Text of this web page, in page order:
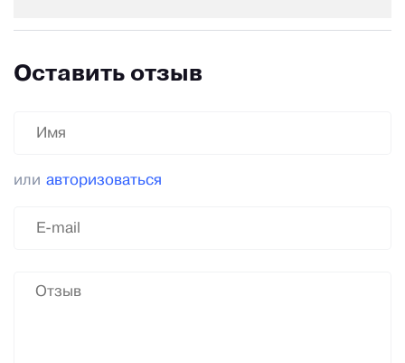
Оставить отзыв
или авторизоваться